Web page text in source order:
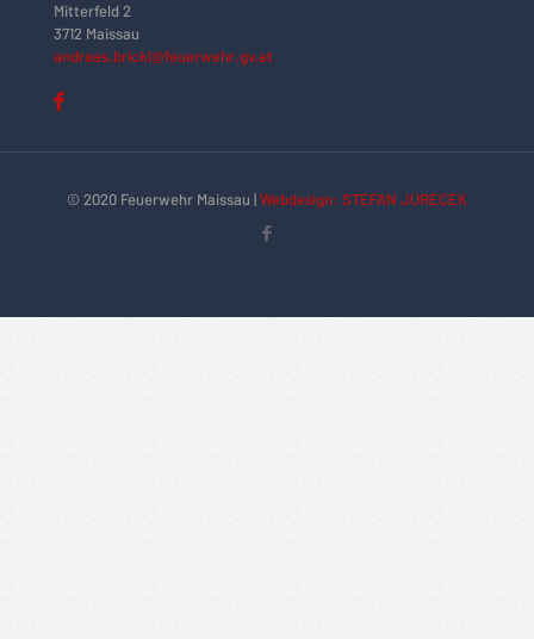
Mitterfeld 2
3712 Maissau
andreas.brickl@feuerwehr.gv.at
© 2020 Feuerwehr Maissau |Webdesign: STEFAN JURECEK